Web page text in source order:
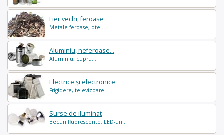
Fier vechi, feroase
Metale feroase, otel...
Aluminiu, neferoase...
Aluminiu, cupru...
Electrice și electronice
Frigidere, televizoare...
Surse de iluminat
Becuri fluorescente, LED-uri...